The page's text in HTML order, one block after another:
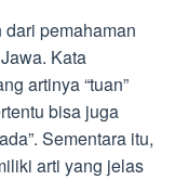
dari pemahaman
Kata
artinya “tuan”
bisa juga
Sementara itu,
arti yang jelas